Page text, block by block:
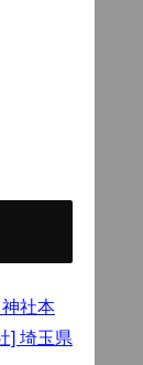
社本
] 埼玉県